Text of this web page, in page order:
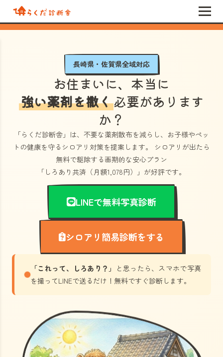
長崎県・佐賀県全域対応
お住まいに、本当に
強い薬剤を撒く必要があります
か？
「らくだ診断舎」 は、不要な薬剤散布を減らし、お子様やペッ
トの健康を守るシロアリ対策を提案します。 シロアリが出たら
無料で駆除する画期的な安心プラン
「しろあり共済（月額1,078円）」 が好評です。
LINEで無料写真診断
シロアリ簡易診断をする
「これって、しろあり？」
と思ったら、スマホで写真
を撮ってLINEで送るだけ！無料ですぐ診断します。